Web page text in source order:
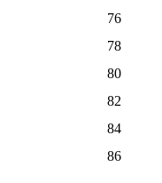
76
78
80
82
84
86